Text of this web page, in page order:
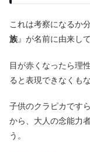
これは考察になるか
族』が名前に由来し
目が赤くなったら理
ると表現できなくもな
子供のクラピカです
から、大人の念能力
う。